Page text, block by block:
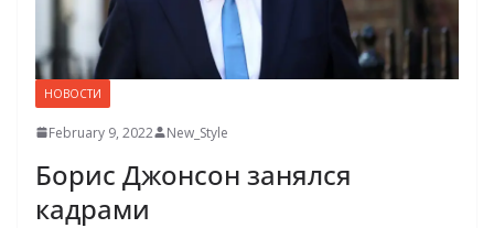
НОВОСТИ
February 9, 2022 New_Style
Борис Джонсон занялся
кадрами